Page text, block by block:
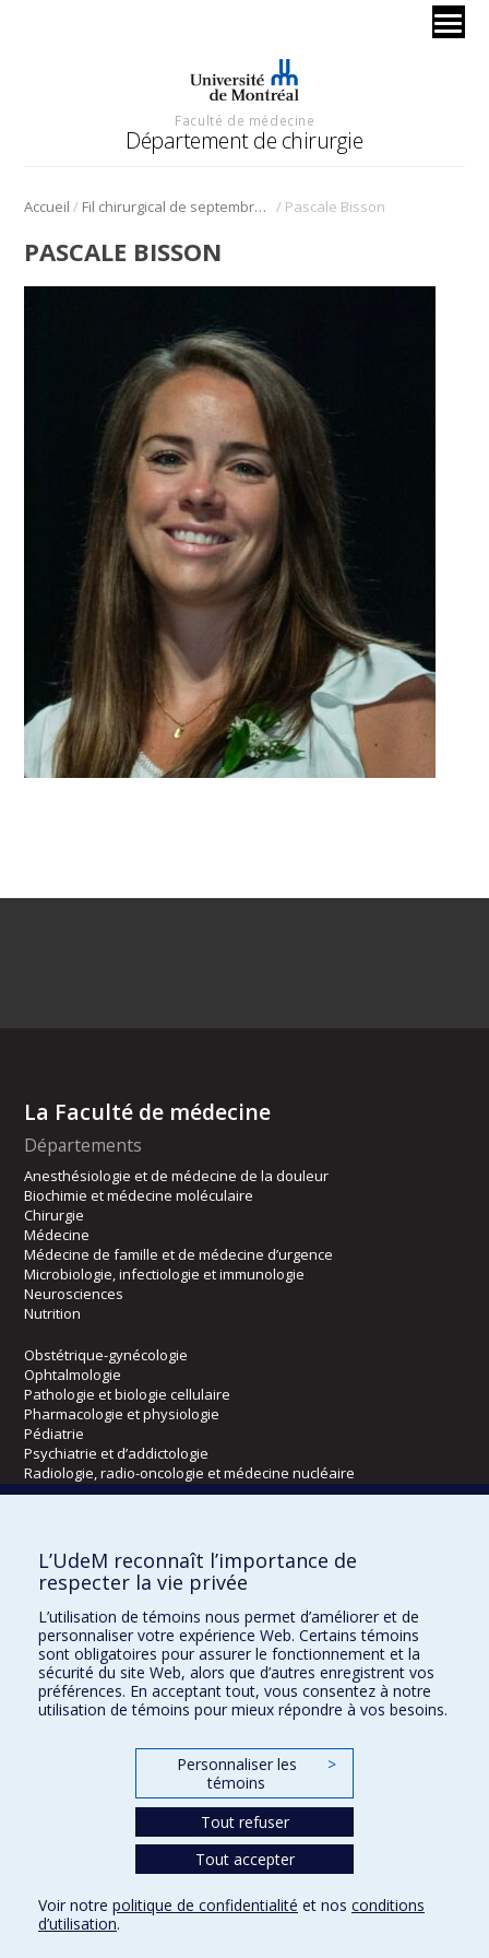
Faculté de médecine
Département de chirurgie
Accueil / Fil chirurgical de septembre 2023 | Nouveaux professeurs / Pascale Bisson
PASCALE BISSON
La Faculté de médecine
Départements
Anesthésiologie et de médecine de la douleur
Biochimie et médecine moléculaire
Chirurgie
Médecine
Médecine de famille et de médecine d’urgence
Microbiologie, infectiologie et immunologie
Neurosciences
Nutrition
Obstétrique-gynécologie
Ophtalmologie
Pathologie et biologie cellulaire
Pharmacologie et physiologie
Pédiatrie
Psychiatrie et d’addictologie
Radiologie, radio-oncologie et médecine nucléaire
Kinésiologie et des sciences de l’activité physique
Orthophonie et audiologie
Réadaptation
Directions
DPC
CPASS
L’UdeM reconnaît l’importance de
respecter la vie privée
L’utilisation de témoins nous permet d’améliorer et de
personnaliser votre expérience Web. Certains témoins
sont obligatoires pour assurer le fonctionnement et la
sécurité du site Web, alors que d’autres enregistrent vos
préférences. En acceptant tout, vous consentez à notre
utilisation de témoins pour mieux répondre à vos besoins.
Personnaliser les
témoins
>
Tout refuser
Tout accepter
Voir notre politique de confidentialité et nos conditions
d’utilisation.